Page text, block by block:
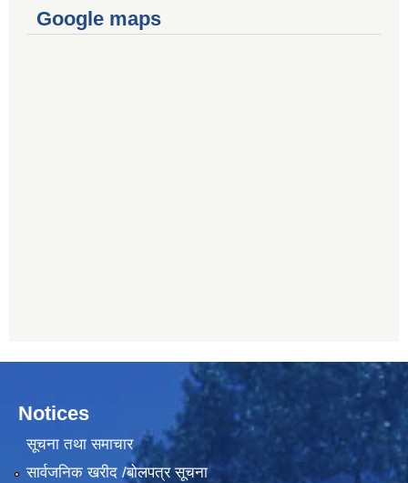
Google maps
Notices
सूचना तथा समाचार
सार्वजनिक खरीद /बोलपत्र सूचना